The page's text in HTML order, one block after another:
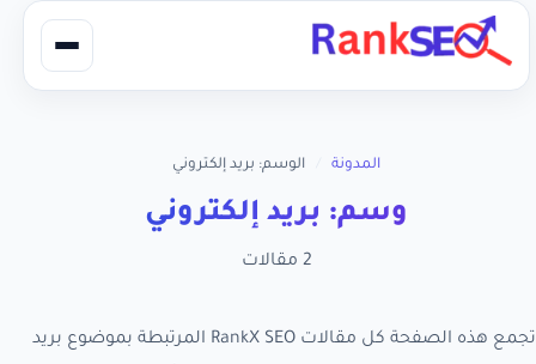
المدونة الوسم: بريد إلكتروني
وسم: بريد إلكتروني
2 مقالات
تجمع هذه الصفحة كل مقالات RankX SEO المرتبطة بموضوع بريد